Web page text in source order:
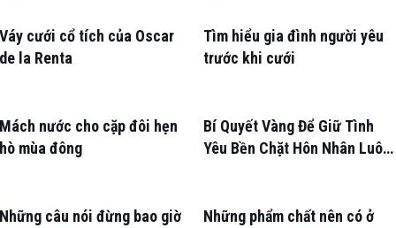
Váy cưới cổ tích của Oscar
de la Renta
Tìm hiểu gia đình người yêu
trước khi cưới
Mách nước cho cặp đôi hẹn
hò mùa đông
Bí Quyết Vàng Để Giữ Tình
Yêu Bền Chặt Hôn Nhân Luôn
Những câu nói đừng bao giờ
Những phẩm chất nên có ở